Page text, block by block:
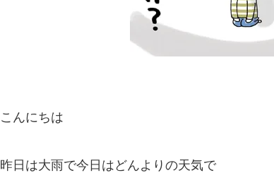
こんにちは
昨日は大雨で今日はどんよりの天気で